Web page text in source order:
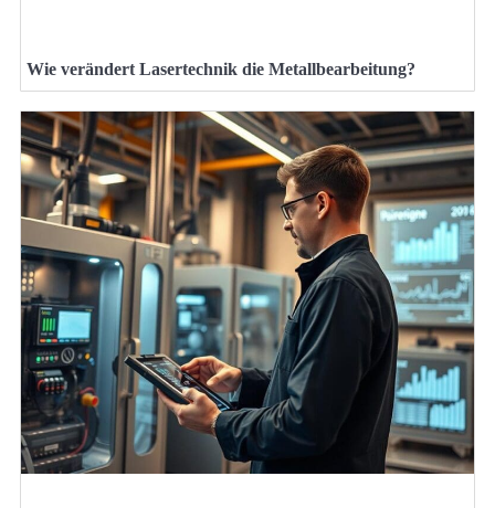
Wie verändert Lasertechnik die Metallbearbeitung?